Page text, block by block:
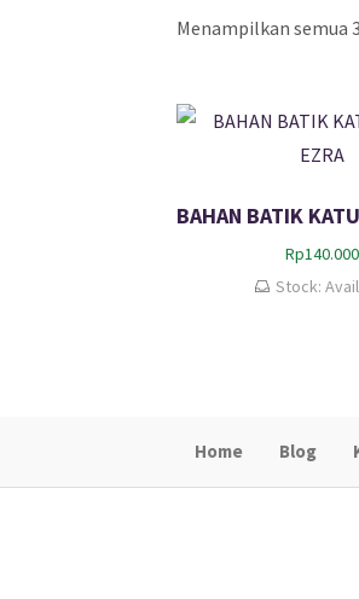
Menampilkan semua
Rp140.000
Stock:
Home Blog